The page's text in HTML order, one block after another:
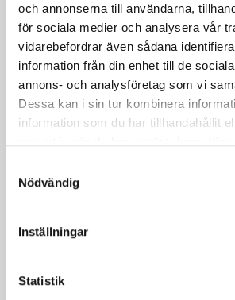
och annonserna till användarna,
för sociala medier och analysera vår
vidarebefordrar även sådana
information från din enhet till de
annons- och analysföretag som vi
Dessa kan i sin tur kombinera
information som du har tillhandahållit
Nödvändig
Inställningar
Statistik
Pipe 60cm
Pris
659,00 kr